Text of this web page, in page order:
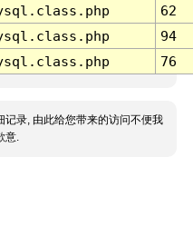
62
94
76
记录, 由此给您带来的访问不便我
意.